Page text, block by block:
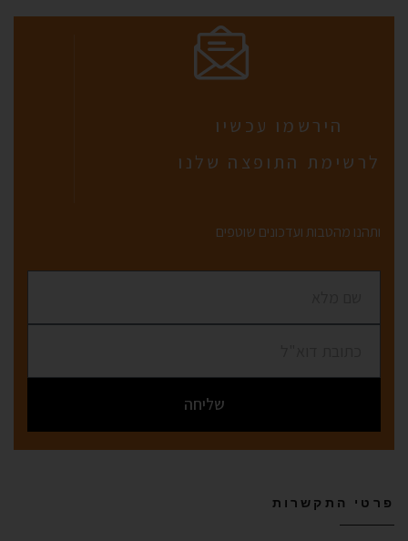
הירשמו עכשיו
לרשימת התופצה שלנו
ותהנו מהטבות ועדכונים שוטפים
שליחה
פרטי התקשרות